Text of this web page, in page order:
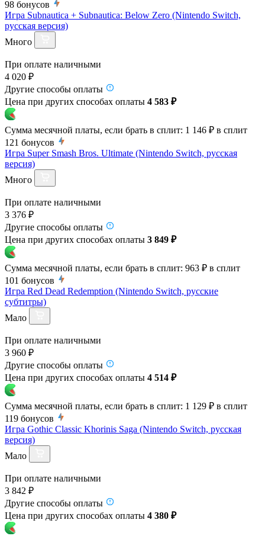
98 бонусов
Игра Subnautica + Subnautica: Below Zero (Nintendo Switch,
русская версия)
Много
При оплате наличными
4 020 ₽
Другие способы оплаты
Цена при других способах оплаты 4 583 ₽
Сумма месячной платы, если брать в сплит: 1 146 ₽ в сплит
121 бонусов
Игра Super Smash Bros. Ultimate (Nintendo Switch, русская
версия)
Много
При оплате наличными
3 376 ₽
Другие способы оплаты
Цена при других способах оплаты 3 849 ₽
Сумма месячной платы, если брать в сплит: 963 ₽ в сплит
101 бонусов
Игра Red Dead Redemption (Nintendo Switch, русские
субтитры)
Мало
При оплате наличными
3 960 ₽
Другие способы оплаты
Цена при других способах оплаты 4 514 ₽
Сумма месячной платы, если брать в сплит: 1 129 ₽ в сплит
119 бонусов
Игра Gothic Classic Khorinis Saga (Nintendo Switch, русская
версия)
Мало
При оплате наличными
3 842 ₽
Другие способы оплаты
Цена при других способах оплаты 4 380 ₽